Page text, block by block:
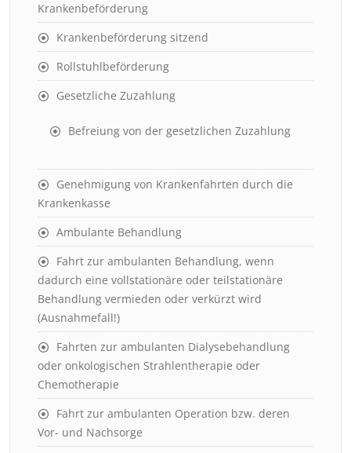
Krankenbeförderung
Krankenbeförderung sitzend
Rollstuhlbeförderung
Gesetzliche Zuzahlung
Befreiung von der gesetzlichen Zuzahlung
Genehmigung von Krankenfahrten durch die
Krankenkasse
Ambulante Behandlung
Fahrt zur ambulanten Behandlung, wenn
dadurch eine vollstationäre oder teilstationäre
Behandlung vermieden oder verkürzt wird
(Ausnahmefall!)
Fahrten zur ambulanten Dialysebehandlung
oder onkologischen Strahlentherapie oder
Chemotherapie
Fahrt zur ambulanten Operation bzw. deren
Vor- und Nachsorge